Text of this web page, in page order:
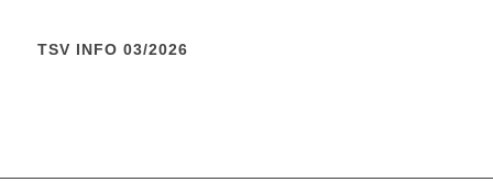
TSV INFO 03/2026